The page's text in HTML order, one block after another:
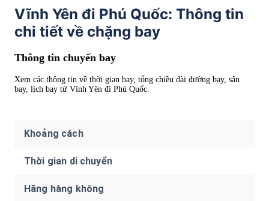
Vĩnh Yên đi Phú Quốc: Thông tin
chi tiết về chặng bay
Thông tin chuyến bay
Xem các thông tin về thời gian bay, tổng chiều dài đường bay, sân
bay, lịch bay từ Vĩnh Yên đi Phú Quốc.
Khoảng cách
Thời gian di chuyển
Hãng hàng không